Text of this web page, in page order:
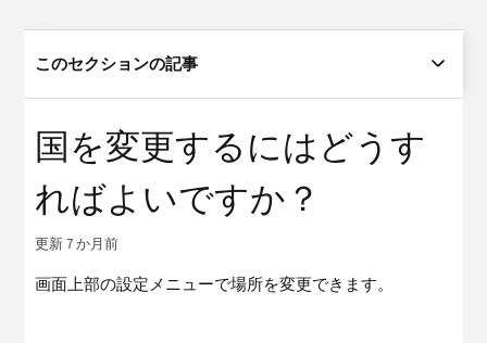
このセクションの記事
国を変更するにはどうす
ればよいですか？
更新7 か月前
画面上部の設定メニューで場所を変更できます。